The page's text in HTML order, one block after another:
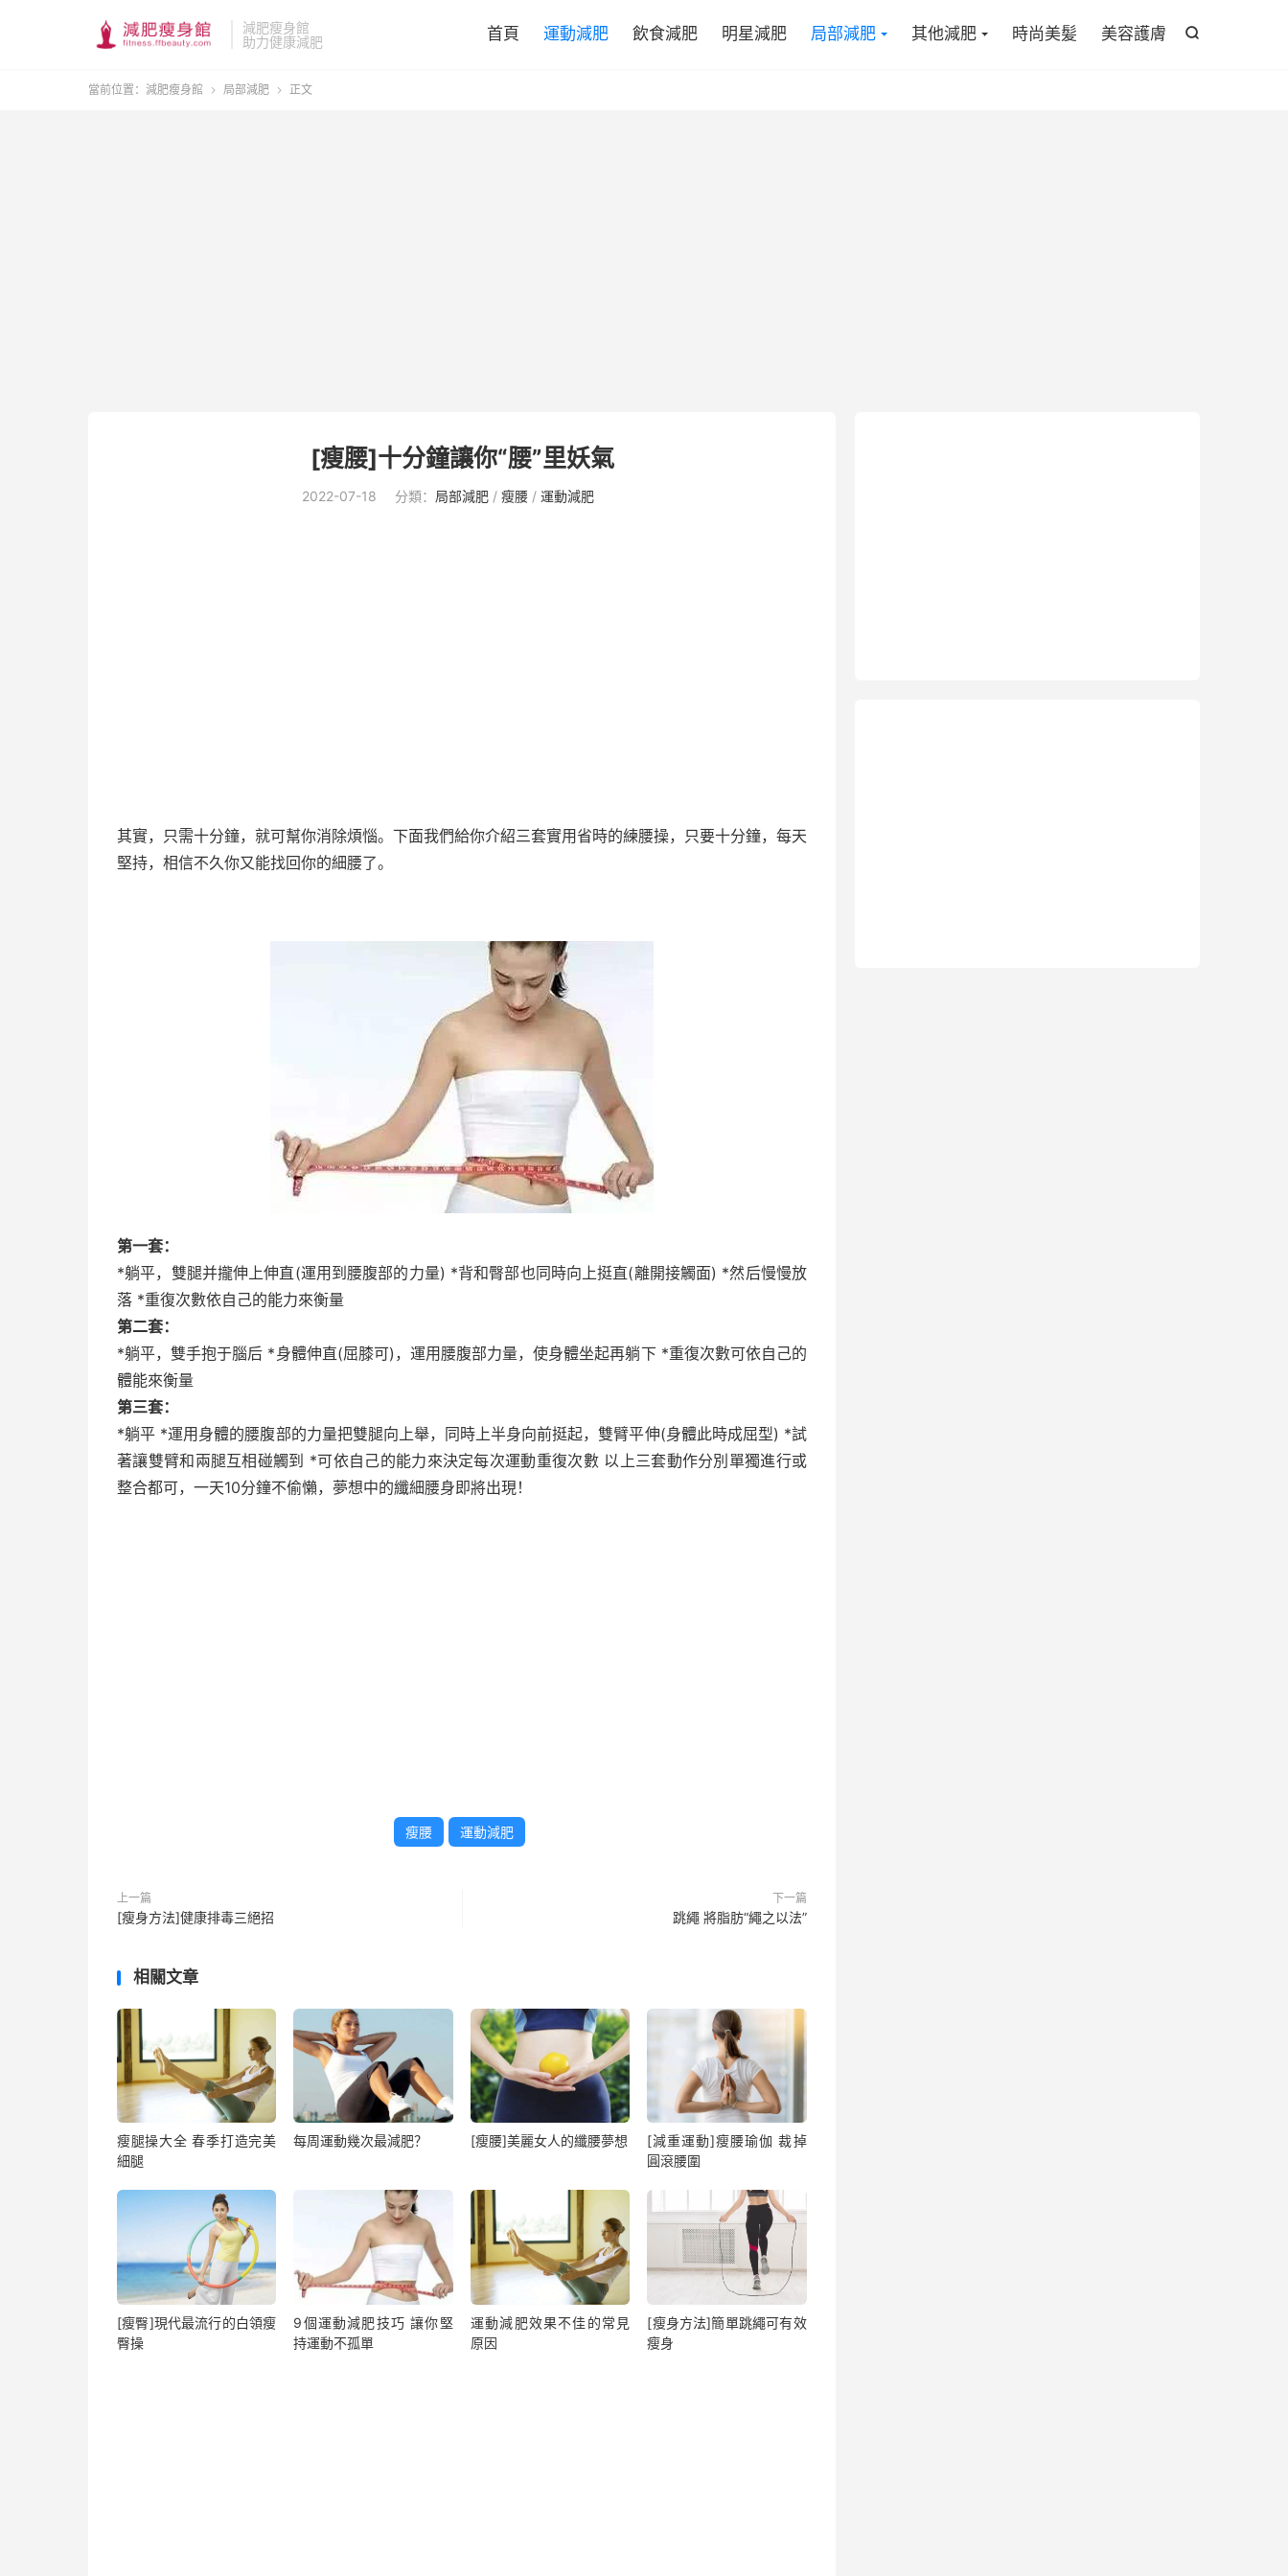
減肥瘦身館
助力健康減肥

首頁 運動減肥 飲食減肥 明星減肥 局部減肥 其他減肥 時尚美髪 美容護膚
當前位置： 減肥瘦身館  局部減肥  正文
[瘦腰]十分鐘讓你“腰”里妖氣
2022-07-18 分類： 局部減肥/ 瘦腰/ 運動減肥
其實，只需十分鐘，就可幫你消除煩惱。下面我們給你介紹三套實用省時的練腰操，只要十分鐘，每天
堅持，相信不久你又能找回你的細腰了。
第一套：
*躺平，雙腿并攏伸上伸直(運用到腰腹部的力量) *背和臀部也同時向上挺直(離開接觸面) *然后慢慢放
落 *重復次數依自己的能力來衡量
第二套：
*躺平，雙手抱于腦后 *身體伸直(屈膝可)，運用腰腹部力量，使身體坐起再躺下 *重復次數可依自己的
體能來衡量
第三套：
*躺平 *運用身體的腰腹部的力量把雙腿向上舉，同時上半身向前挺起，雙臂平伸(身體此時成屈型) *試
著讓雙臂和兩腿互相碰觸到 *可依自己的能力來決定每次運動重復次數 以上三套動作分別單獨進行或
整合都可，一天10分鐘不偷懶，夢想中的纖細腰身即將出現！
瘦腰 運動減肥
上一篇
[瘦身方法]健康排毒三絕招
下一篇
跳繩 將脂肪“繩之以法”
相關文章
瘦腿操大全 春季打造完美
細腿
每周運動幾次最減肥？ [瘦腰]美麗女人的纖腰夢想
[減重運動]瘦腰瑜伽 裁掉
圓滾腰圍
[瘦臀]現代最流行的白領瘦
臀操
9個運動減肥技巧 讓你堅
持運動不孤單
運動減肥效果不佳的常見
原因
[瘦身方法]簡單跳繩可有效
瘦身